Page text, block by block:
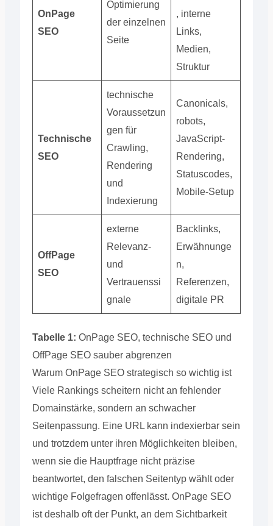
OnPage
SEO
Optimierung
der einzelnen
Seite
, interne
Links,
Medien,
Struktur
Technische
SEO
technische
Voraussetzun
gen für
Crawling,
Rendering
und
Indexierung
Canonicals,
robots,
JavaScript-
Rendering,
Statuscodes,
Mobile-Setup
OffPage
SEO
externe
Relevanz-
und
Vertrauenssi
gnale
Backlinks,
Erwähnunge
n,
Referenzen,
digitale PR
Tabelle 1: OnPage SEO, technische SEO und
OffPage SEO sauber abgrenzen
Warum OnPage SEO strategisch so wichtig ist
Viele Rankings scheitern nicht an fehlender
Domainstärke, sondern an schwacher
Seitenpassung. Eine URL kann indexierbar sein
und trotzdem unter ihren Möglichkeiten bleiben,
wenn sie die Hauptfrage nicht präzise
beantwortet, den falschen Seitentyp wählt oder
wichtige Folgefragen offenlässt. OnPage SEO
ist deshalb oft der Punkt, an dem Sichtbarkeit